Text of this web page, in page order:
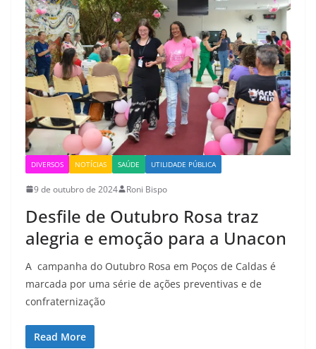
DIVERSOS NOTÍCIAS SAÚDE UTILIDADE PÚBLICA
9 de outubro de 2024 Roni Bispo
Desfile de Outubro Rosa traz
alegria e emoção para a Unacon
A campanha do Outubro Rosa em Poços de Caldas é
marcada por uma série de ações preventivas e de
confraternização
Read More